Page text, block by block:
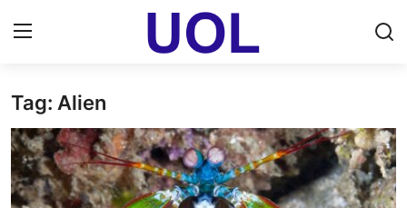
Login
Home
UOL Email Entrar
Tag: Alien